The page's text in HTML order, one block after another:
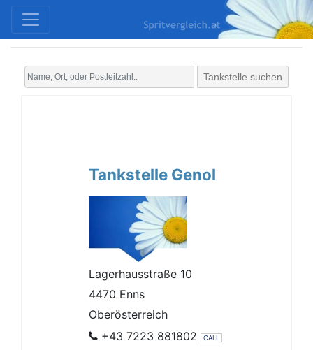
Tankstelle suchen
Tankstelle Genol
Lagerhausstraße 10
4470 Enns
Oberösterreich
+43 7223 881802
CALL